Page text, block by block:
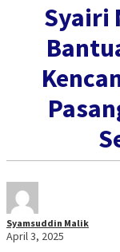
Syairi
Syamsuddin Malik
April 3, 2025